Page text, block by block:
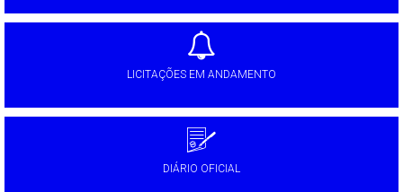
LICITAÇÕES EM ANDAMENTO
DIÁRIO OFICIAL